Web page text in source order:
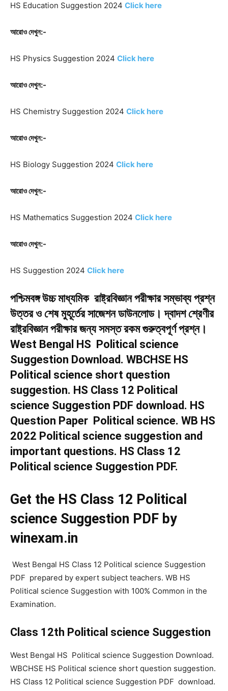
HS Education Suggestion 2024 Click here
আরোও দেখুন:-
HS Physics Suggestion 2024 Click here
আরোও দেখুন:-
HS Chemistry Suggestion 2024 Click here
আরোও দেখুন:-
HS Biology Suggestion 2024 Click here
আরোও দেখুন:-
HS Mathematics Suggestion 2024 Click here
আরোও দেখুন:-
HS Suggestion 2024 Click here
পশ্চিমবঙ্গ উচ্চ মাধ্যমিক রাষ্ট্রবিজ্ঞান পরীক্ষার সম্ভাব্য প্রশ্ন
উত্তর ও শেষ মুহূর্তের সাজেশন ডাউনলোড। দ্বাদশ শ্রেণীর
রাষ্ট্রবিজ্ঞান পরীক্ষার জন্য সমস্ত রকম গুরুত্বপূর্ণ প্রশ্ন।
West Bengal HS Political science
Suggestion Download. WBCHSE HS
Political science short question
suggestion. HS Class 12 Political
science Suggestion PDF download. HS
Question Paper Political science. WB HS
2022 Political science suggestion and
important questions. HS Class 12
Political science Suggestion PDF.
Get the HS Class 12 Political
science Suggestion PDF by
winexam.in
West Bengal HS Class 12 Political science Suggestion
PDF prepared by expert subject teachers. WB HS
Political science Suggestion with 100% Common in the
Examination.
Class 12th Political science Suggestion
West Bengal HS Political science Suggestion Download.
WBCHSE HS Political science short question suggestion.
HS Class 12 Political science Suggestion PDF download.